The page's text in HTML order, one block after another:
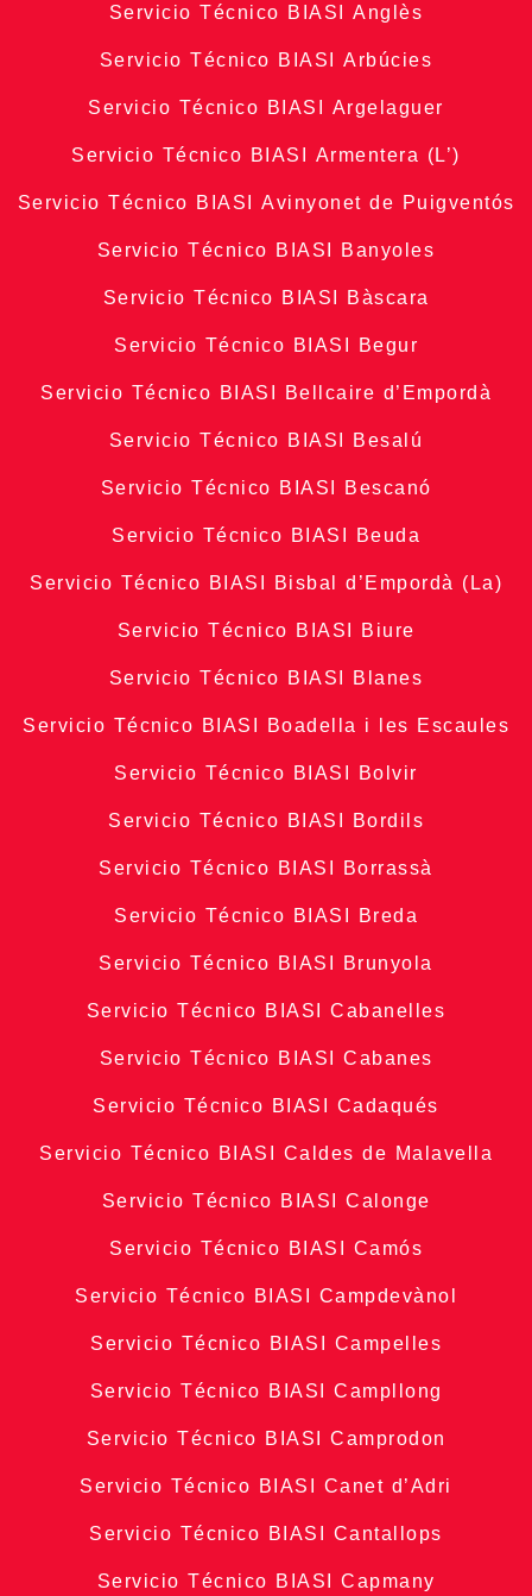
Servicio Técnico BIASI Anglès
Servicio Técnico BIASI Arbúcies
Servicio Técnico BIASI Argelaguer
Servicio Técnico BIASI Armentera (L’)
Servicio Técnico BIASI Avinyonet de Puigventós
Servicio Técnico BIASI Banyoles
Servicio Técnico BIASI Bàscara
Servicio Técnico BIASI Begur
Servicio Técnico BIASI Bellcaire d’Empordà
Servicio Técnico BIASI Besalú
Servicio Técnico BIASI Bescanó
Servicio Técnico BIASI Beuda
Servicio Técnico BIASI Bisbal d’Empordà (La)
Servicio Técnico BIASI Biure
Servicio Técnico BIASI Blanes
Servicio Técnico BIASI Boadella i les Escaules
Servicio Técnico BIASI Bolvir
Servicio Técnico BIASI Bordils
Servicio Técnico BIASI Borrassà
Servicio Técnico BIASI Breda
Servicio Técnico BIASI Brunyola
Servicio Técnico BIASI Cabanelles
Servicio Técnico BIASI Cabanes
Servicio Técnico BIASI Cadaqués
Servicio Técnico BIASI Caldes de Malavella
Servicio Técnico BIASI Calonge
Servicio Técnico BIASI Camós
Servicio Técnico BIASI Campdevànol
Servicio Técnico BIASI Campelles
Servicio Técnico BIASI Campllong
Servicio Técnico BIASI Camprodon
Servicio Técnico BIASI Canet d’Adri
Servicio Técnico BIASI Cantallops
Servicio Técnico BIASI Capmany